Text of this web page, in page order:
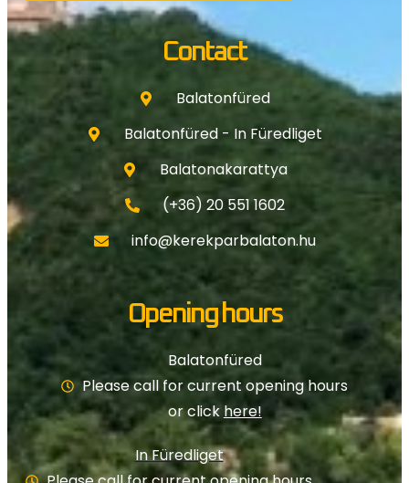
Contact
Balatonfüred
Balatonfüred - In Füredliget
Balatonakarattya
(+36) 20 551 1602
info@kerekparbalaton.hu
Opening hours
Balatonfüred
Please call for current opening hours
or click here!
In Füredliget